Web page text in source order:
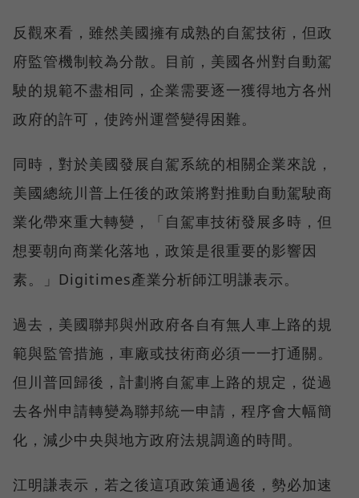
反觀來看，雖然美國擁有成熟的自駕技術，但政
府監管機制較為分散。目前，美國各州對自動駕
駛的規範不盡相同，企業需要逐一獲得地方各州
政府的許可，使跨州運營變得困難。
同時，對於美國發展自駕系統的相關企業來說，
美國總統川普上任後的政策將對推動自動駕駛商
業化帶來重大轉變，「自駕車技術發展多時，但
想要朝向商業化落地，政策是很重要的影響因
素。」Digitimes產業分析師江明謙表示。
過去，美國聯邦與州政府各自有無人車上路的規
範與監管措施，車廠或技術商必須一一打通關。
但川普回歸後，計劃將自駕車上路的規定，從過
去各州申請轉變為聯邦統一申請，程序會大幅簡
化，減少中央與地方政府法規調適的時間。
江明謙表示，若之後這項政策通過後，勢必加速